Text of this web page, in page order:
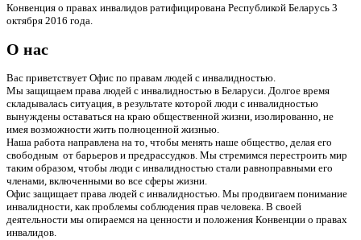
Конвенция о правах инвалидов ратифицирована Республикой Беларусь 3
октября 2016 года.
О нас
Вас приветствует Офис по правам людей с инвалидностью.
Мы защищаем права людей с инвалидностью в Беларуси. Долгое время
складывалась ситуация, в результате которой люди с инвалидностью
вынуждены оставаться на краю общественной жизни, изолированно, не
имея возможности жить полноценной жизнью.
Наша работа направлена на то, чтобы менять наше общество, делая его
свободным от барьеров и предрассудков. Мы стремимся перестроить мир
таким образом, чтобы люди с инвалидностью стали равноправными его
членами, включенными во все сферы жизни.
Офис защищает права людей с инвалидностью. Мы продвигаем понимание
инвалидности, как проблемы соблюдения прав человека. В своей
деятельности мы опираемся на ценности и положения Конвенции о правах
инвалидов.